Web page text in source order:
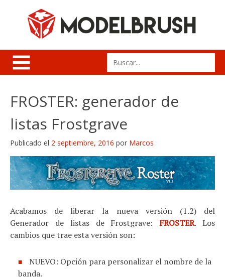
Search
for:
FROSTER: generador de
listas Frostgrave
Publicado el 2 septiembre, 2016 por Marcos
Acabamos de liberar la nueva versión (1.2) del
Generador de listas de Frostgrave:FROSTER. Los
cambios que trae esta versión son:
NUEVO: Opción para personalizar el nombre de la
banda.